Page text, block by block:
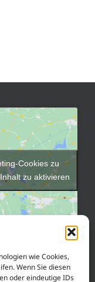
wie Cookies,
Wenn Sie diesen
oder eindeutige IDs
Cookies zu
zu aktivieren